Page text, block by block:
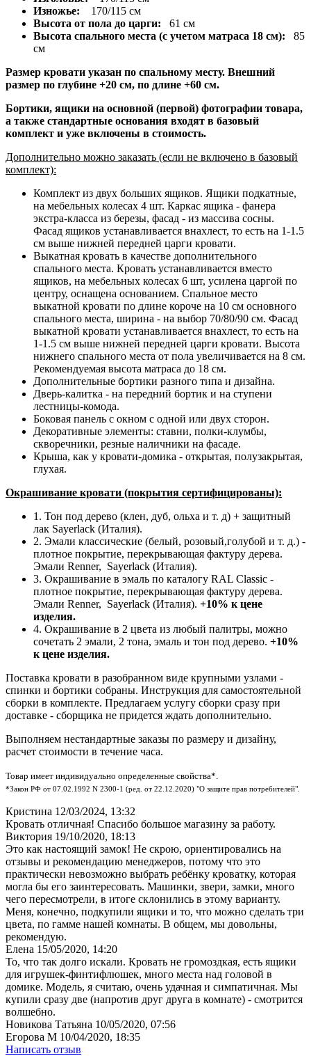
Изножье: 170/115 см
Высота от пола до царги: 61 см
Высота спального места (с учетом матраса 18 см): 85
см
Размер кровати указан по спальному месту. Внешний
размер по глубине +20 см, по длине +60 см.
Бортики, ящики на основной (первой) фотографии товара,
а также стандартные основания входят в базовый
комплект и уже включены в стоимость.
Дополнительно можно заказать (если не включено в базовый
комплект):
Комплект из двух больших ящиков. Ящики подкатные,
на мебельных колесах 4 шт. Каркас ящика - фанера
экстра-класса из березы, фасад - из массива сосны.
Фасад ящиков устанавливается внахлест, то есть на 1-1.5
см выше нижней передней царги кровати.
Выкатная кровать в качестве дополнительного
спального места. Кровать устанавливается вместо
ящиков, на мебельных колесах 6 шт, усилена царгой по
центру, оснащена основанием. Спальное место
выкатной кровати по длине короче на 10 см основного
спального места, ширина - на выбор 70/80/90 см. Фасад
выкатной кровати устанавливается внахлест, то есть на
1-1.5 см выше нижней передней царги кровати. Высота
нижнего спального места от пола увеличивается на 8 см.
Рекомендуемая высота матраса до 18 см.
Дополнительные бортики разного типа и дизайна.
Дверь-калитка - на передний бортик и на ступени
лестницы-комода.
Боковая панель с окном с одной или двух сторон.
Декоративные элементы: ставни, полки-клумбы,
скворечники, резные наличники на фасаде.
Крыша, как у кровати-домика - открытая, полузакрытая,
глухая.
Окрашивание кровати (покрытия сертифицированы):
1. Тон под дерево (клен, дуб, ольха и т. д) + защитный
лак Sayerlack (Италия).
2. Эмали классические (белый, розовый,голубой и т. д.) -
плотное покрытие, перекрывающая фактуру дерева.
Эмали Renner, Sayerlack (Италия).
3. Окрашивание в эмаль по каталогу RAL Classic -
плотное покрытие, перекрывающая фактуру дерева.
Эмали Renner, Sayerlack (Италия). +10% к цене
изделия.
4. Окрашивание в 2 цвета из любый палитры, можно
сочетать 2 эмали, 2 тона, эмаль и тон под дерево. +10%
к цене изделия.
Поставка кровати в разобранном виде крупными узлами -
спинки и бортики собраны. Инструкция для самостоятельной
сборки в комплекте. Предлагаем услугу сборки сразу при
доставке - сборщика не придется ждать дополнительно.
Выполняем нестандартные заказы по размеру и дизайну,
расчет стоимости в течение часа.
Товар имеет индивидуально определенные свойства*.
*Закон РФ от 07.02.1992 N 2300-1 (ред. от 22.12.2020) "О защите прав потребителей".
Кристина 12/03/2024, 13:32
Кровать отличная! Спасибо большое магазину за работу.
Виктория 19/10/2020, 18:13
Это как настоящий замок! Не скрою, ориентировались на
отзывы и рекомендацию менеджеров, потому что это
практически невозможно выбрать ребёнку кроватку, которая
могла бы его заинтересовать. Машинки, звери, замки, много
чего пересмотрели, в итоге склонились в этому варианту.
Меня, конечно, подкупили ящики и то, что можно сделать три
цвета, по гамме нашей комнаты. В общем, мы довольны,
рекомендую.
Елена 15/05/2020, 14:20
То, что так долго искали. Кровать не громоздкая, есть ящики
для игрушек-финтифлюшек, много места над головой в
домике. Модель, я считаю, очень удачная и симпатичная. Мы
купили сразу две (напротив друг друга в комнате) - смотрится
волшебно.
Новикова Татьяна 10/05/2020, 07:56
Егорова М 10/04/2020, 18:35
Написать отзыв